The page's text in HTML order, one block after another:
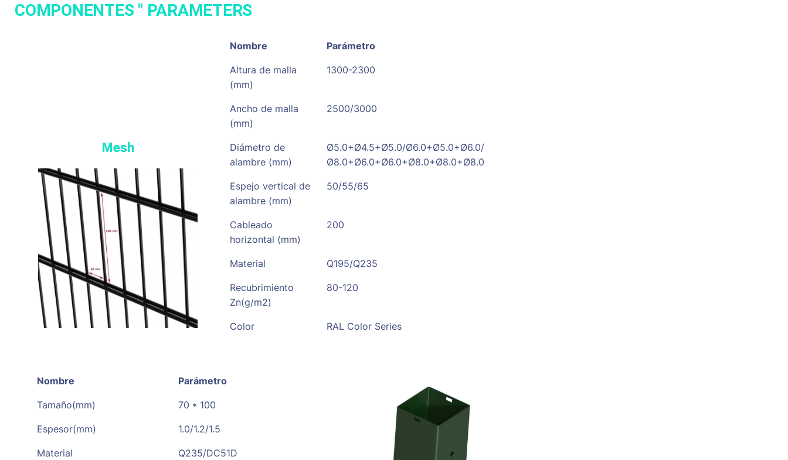
COMPONENTES " PARAMETERS
Mesh
Nombre Parámetro
Altura de malla
(mm)
1300-2300
Ancho de malla
(mm)
2500/3000
Diámetro de
alambre (mm)
Ø5.0+Ø4.5+Ø5.0/Ø6.0+Ø5.0+Ø6.0/
Ø8.0+Ø6.0+Ø6.0+Ø8.0+Ø8.0+Ø8.0
Espejo vertical de
alambre (mm)
50/55/65
Cableado
horizontal (mm)
200
Material Q195/Q235
Recubrimiento
Zn(g/m2)
80-120
Color RAL Color Series
Nombre Parámetro
Tamaño(mm) 70 * 100
Espesor(mm) 1.0/1.2/1.5
Material Q235/DC51D